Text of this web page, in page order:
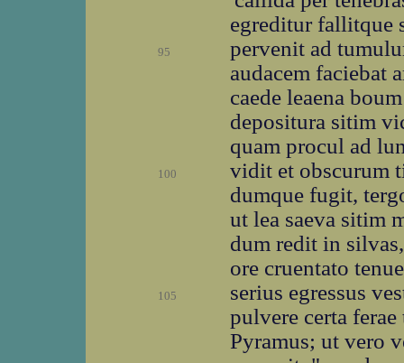
egreditur fallitque
95
pervenit ad
audacem faciebat
caede leaena
depositura sitim
quam procul ad
100
vidit et obscurum
dumque fugit,
ut lea saeva sitim
dum redit in
ore cruentato
105
serius egressus
pulvere certa
Pyramus; ut vero